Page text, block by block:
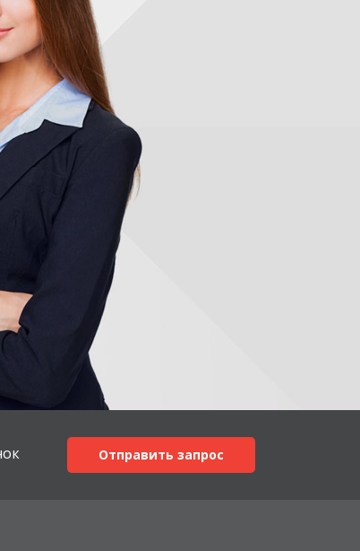
Отправить запрос